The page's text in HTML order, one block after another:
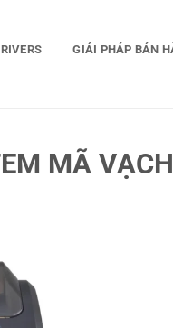
GIẢI PHÁP BÁN
MÃ